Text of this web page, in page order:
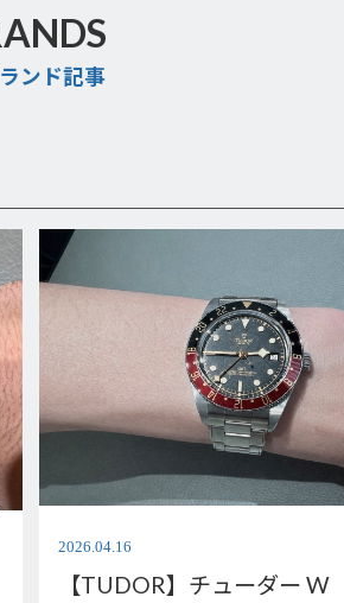
ンド記事
2026.04.16
【TUDOR】チューダー W